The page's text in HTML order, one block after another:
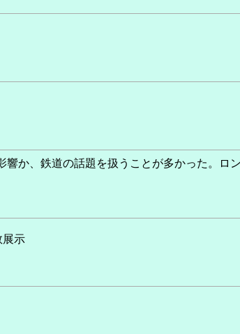
か、鉄道の話題を扱うことが多かった。ロ
展示